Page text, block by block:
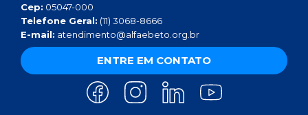
Cep: 05047-000
Telefone Geral: (11) 3068-8666
E-mail: atendimento@alfaebeto.org.br
ENTRE EM CONTATO